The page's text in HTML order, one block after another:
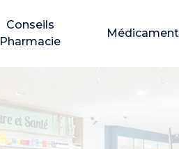
Conseils
Pharmacie